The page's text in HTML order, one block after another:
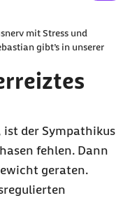
lassen.
werden. Mehr dazu
mit Stress und
gibt’s in unserer
ist der Sympathikus
fehlen. Dann
geraten.